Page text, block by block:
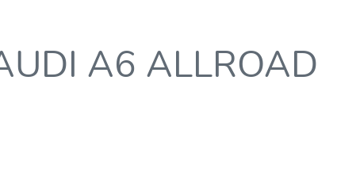
A6 ALLROAD